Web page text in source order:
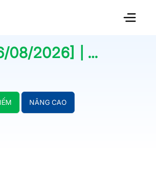
08/2026] | Jobsnew.vn
NÂNG CAO